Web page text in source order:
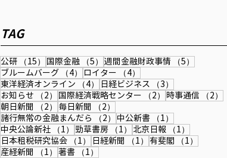
TAG
公研 （15） 15件の記事
国際金融 （5） 5件の記事
週間金融財政事情 （5）
ブルームバーグ
（4） 4件の記事
ロイター （4）
東洋経済オンライン
（4） 4件の記事
日経ビジネス （3）
お知らせ
（2） 2件の記事
国際経済戦略センター （2） 2件の記事
時事通信 （2）
朝日新聞
（2） 2件の記事
毎日新聞 （2）
諸行無常の金融まんだら
（2） 2件の記事
中公新書 （1）
中央公論新社
（1） 1件の記事
勁草書房 （1） 1件の記事
北京日報 （1）
日本租税研究協会
（1） 1件の記事
日経新聞 （1） 1件の記事
有斐閣 （1）
産経新聞
（1） 1件の記事
著書 （1）